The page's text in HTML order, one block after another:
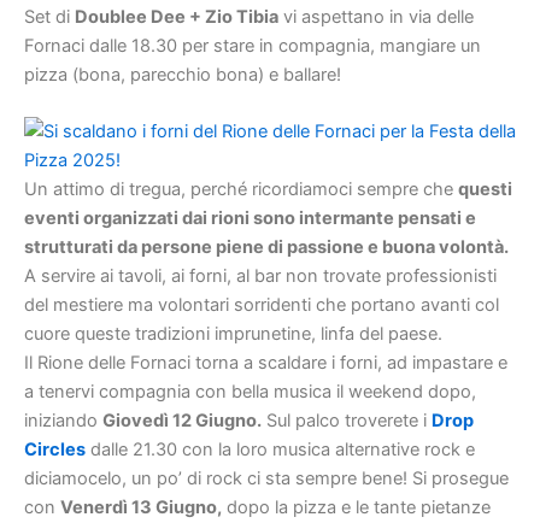
Set di Doublee Dee + Zio Tibia vi aspettano in via delle
Fornaci dalle 18.30 per stare in compagnia, mangiare un
pizza (bona, parecchio bona) e ballare!
Un attimo di tregua, perché ricordiamoci sempre che questi
eventi organizzati dai rioni sono intermante pensati e
strutturati da persone piene di passione e buona volontà.
A servire ai tavoli, ai forni, al bar non trovate professionisti
del mestiere ma volontari sorridenti che portano avanti col
cuore queste tradizioni imprunetine, linfa del paese.
Il Rione delle Fornaci torna a scaldare i forni, ad impastare e
a tenervi compagnia con bella musica il weekend dopo,
iniziando Giovedì 12 Giugno. Sul palco troverete i Drop
Circles dalle 21.30 con la loro musica alternative rock e
diciamocelo, un po’ di rock ci sta sempre bene! Si prosegue
con Venerdì 13 Giugno, dopo la pizza e le tante pietanze